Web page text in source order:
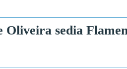
Oliveira sedia